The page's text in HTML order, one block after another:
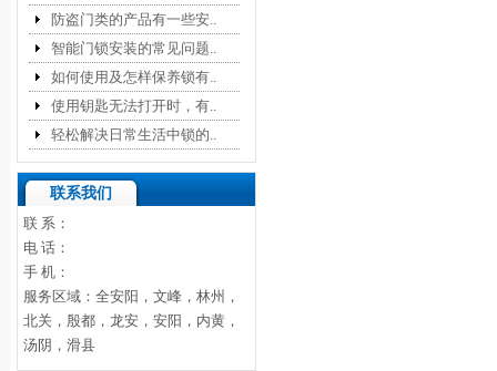
防盗门类的产品有一些安..
智能门锁安装的常见问题..
如何使用及怎样保养锁有..
使用钥匙无法打开时，有..
轻松解决日常生活中锁的..
联系我们
联 系：
电 话：
手 机：
服务区域：全安阳，文峰，林州，
北关，殷都，龙安，安阳，内黄，
汤阴，滑县